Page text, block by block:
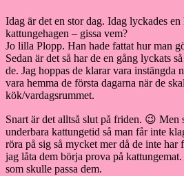
Idag är det en stor dag. Idag lyckades
kattungehagen – gissa vem?
Jo lilla Plopp. Han hade fattat hur man
Sedan är det så har de en gång lyckats
de. Jag hoppas de klarar vara instängda
vara hemma de första dagarna när de
kök/vardagsrummet.
Snart är det alltså slut på friden. 😉 Men
underbara kattungetid så man får inte
röra på sig så mycket mer då de inte
jag låta dem börja prova på
som skulle passa dem.